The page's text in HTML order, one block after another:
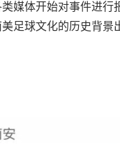
媒体开始对事件进
足球文化的历史背